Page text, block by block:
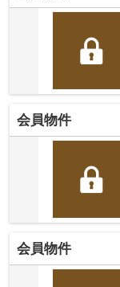
会員物件
会員物件